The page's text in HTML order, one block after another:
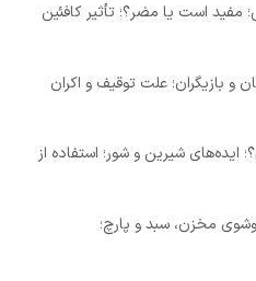
است یا مضر؟؛ تأثیر کافئین
و بازیگران؛ علت توقیف و اکران
ایده‌های شیرین و شور؛ استفاده از
مخزن، سبد و پارچ؛